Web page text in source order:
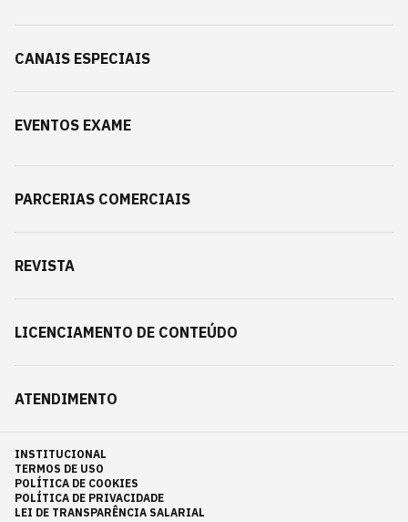
CANAIS ESPECIAIS
EVENTOS EXAME
PARCERIAS COMERCIAIS
REVISTA
LICENCIAMENTO DE CONTEÚDO
ATENDIMENTO
INSTITUCIONAL
TERMOS DE USO
POLÍTICA DE COOKIES
POLÍTICA DE PRIVACIDADE
LEI DE TRANSPARÊNCIA SALARIAL